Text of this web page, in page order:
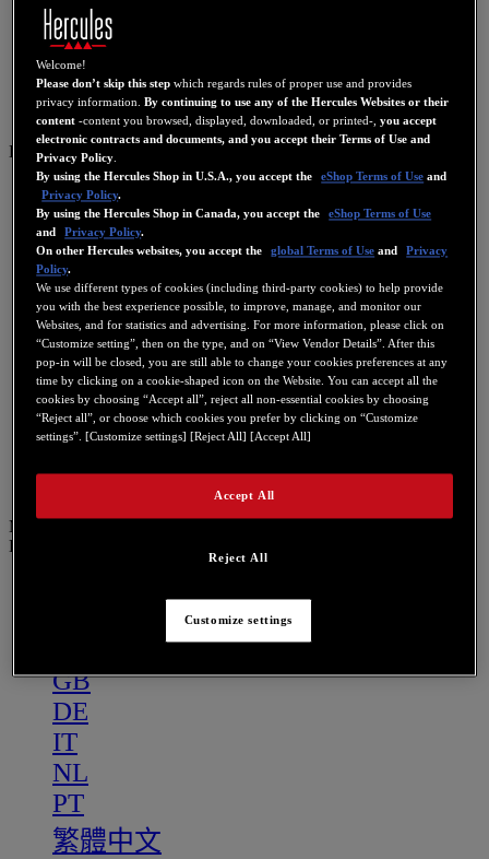
DE
US
FR
ES
GB
DE
IT
NL
PT
繁體中文
简体中文
Menu
DE
GB
DE
IT
NL
PT
繁體中文
Welcome!
Please don’t skip this step which regards rules of proper use and provides
privacy information.By continuing to use any of the Hercules Websites or their
content -content you browsed, displayed, downloaded, or printed-,you accept
electronic contracts and documents, and you accept their Terms of Use and
Privacy Policy
By using the Hercules Shop in U.S.A., you accept the
eShop Terms of Use and
Privacy Policy.
By using the Hercules Shop in Canada, you accept the
eShop Terms of Use
and
Privacy Policy.
On other Hercules websites, you accept the
global Terms of Use and
Privacy
Policy.
We use different types of cookies (including third-party cookies) to help provide
you with the best experience possible, to improve, manage, and monitor our
Websites, and for statistics and advertising. For more information, please click on
“Customize setting”, then on the type, and on “View Vendor Details”. After this
pop-in will be closed, you are still able to change your cookies preferences at any
time by clicking on a cookie-shaped icon on the Website. You can accept all the
cookies by choosing “Accept all”, reject all non-essential cookies by choosing
“Reject all”, or choose which cookies you prefer by clicking on “Customize
settings”. [Customize settings] [Reject All] [Accept All]
Reject All
Accept All
Customize settings